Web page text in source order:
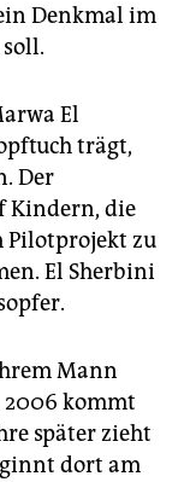
Denkmal im
El
trägt,
Der
Kindern, die
Pilotprojekt zu
El Sherbini
Mann
2006 kommt
später zieht
dort am